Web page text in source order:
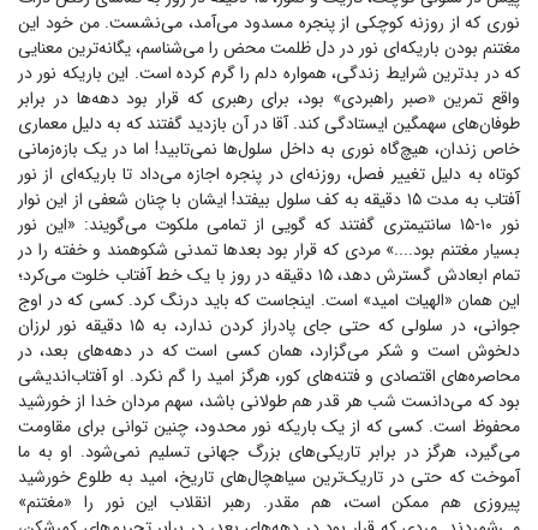
نوری که از روزنه کوچکی از پنجره مسدود می‌آمد، می‌نشست. من خود این
مغتنم بودن باریکه‌ای نور در دل ظلمت محض را می‌شناسم، یگانه‌ترین معنایی
که در بدترین شرایط زندگی، همواره دلم را گرم کرده است. این باریکه نور در
واقع تمرین «صبر راهبردی» بود، برای رهبری که قرار بود دهه‌ها در برابر
طوفان‌های سهمگین ایستادگی کند. آقا در آن بازدید گفتند که به دلیل معماری
خاص زندان، هیچ‌گاه نوری به داخل سلول‌ها نمی‌تابید! اما در یک بازه‌زمانی
کوتاه به دلیل تغییر فصل، روزنه‌ای در پنجره اجازه می‌داد تا باریکه‌ای از نور
آفتاب به مدت ۱۵ دقیقه به کف سلول بیفتد! ایشان با چنان شعفی از این نوار
نور ۱۰-۱۵ سانتیمتری گفتند که گویی از تمامی ملکوت می‌گویند: «این نور
بسیار مغتنم بود....» مردی که قرار بود بعد‌ها تمدنی شکوهمند و خفته را در
تمام ابعادش گسترش دهد، ۱۵ دقیقه در روز با یک خط آفتاب خلوت می‌کرد؛
این همان «الهیات امید» است. اینجاست که باید درنگ کرد. کسی که در اوج
جوانی، در سلولی که حتی جای پادراز کردن ندارد، به ۱۵ دقیقه نور لرزان
دلخوش است و شکر می‌گزارد، همان کسی است که در دهه‌های بعد، در
محاصره‌های اقتصادی و فتنه‌های کور، هرگز امید را گم نکرد. او آفتاب‌اندیشی
بود که می‌دانست شب هر قدر هم طولانی باشد، سهم مردان خدا از خورشید
محفوظ است. کسی که از یک باریکه نور محدود، چنین توانی برای مقاومت
می‌گیرد، هرگز در برابر تاریکی‌های بزرگ جهانی تسلیم نمی‌شود. او به ما
آموخت که حتی در تاریک‌ترین سیاهچال‌های تاریخ، امید به طلوع خورشید
پیروزی هم ممکن است، هم مقدر. رهبر انقلاب این نور را «مغتنم»